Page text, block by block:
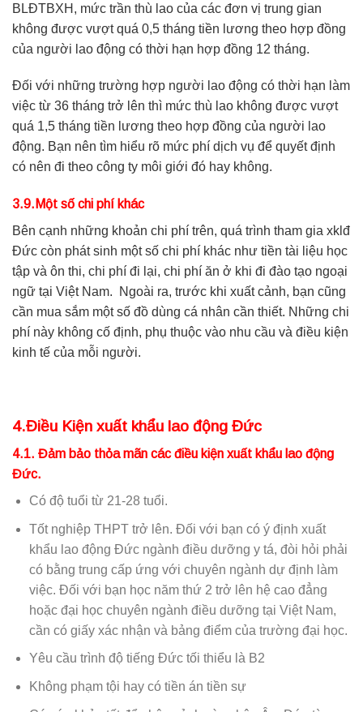
BLĐTBXH, mức trần thù lao của các đơn vị trung gian
không được vượt quá 0,5 tháng tiền lương theo hợp đồng
của người lao động có thời hạn hợp đồng 12 tháng.
Đối với những trường hợp người lao động có thời hạn làm
việc từ 36 tháng trở lên thì mức thù lao không được vượt
quá 1,5 tháng tiền lương theo hợp đồng của người lao
động. Bạn nên tìm hiểu rõ mức phí dịch vụ để quyết định
có nên đi theo công ty môi giới đó hay không.
3.9.Một số chi phí khác
Bên cạnh những khoản chi phí trên, quá trình tham gia xklđ
Đức còn phát sinh một số chi phí khác như tiền tài liệu học
tập và ôn thi, chi phí đi lại, chi phí ăn ở khi đi đào tạo ngoại
ngữ tại Việt Nam. Ngoài ra, trước khi xuất cảnh, bạn cũng
cần mua sắm một số đồ dùng cá nhân cần thiết. Những chi
phí này không cố định, phụ thuộc vào nhu cầu và điều kiện
kinh tế của mỗi người.
4.Điều Kiện xuất khẩu lao động Đức
4.1. Đảm bảo thỏa mãn các điều kiện xuất khẩu lao động
Đức.
Có độ tuổi từ 21-28 tuổi.
Tốt nghiệp THPT trở lên. Đối với bạn có ý định xuất
khẩu lao động Đức ngành điều dưỡng y tá, đòi hỏi phải
có bằng trung cấp ứng với chuyên ngành dự định làm
việc. Đối với bạn học năm thứ 2 trở lên hệ cao đẳng
hoặc đại học chuyên ngành điều dưỡng tại Việt Nam,
cần có giấy xác nhận và bảng điểm của trường đại học.
Yêu cầu trình độ tiếng Đức tối thiểu là B2
Không phạm tội hay có tiền án tiền sự